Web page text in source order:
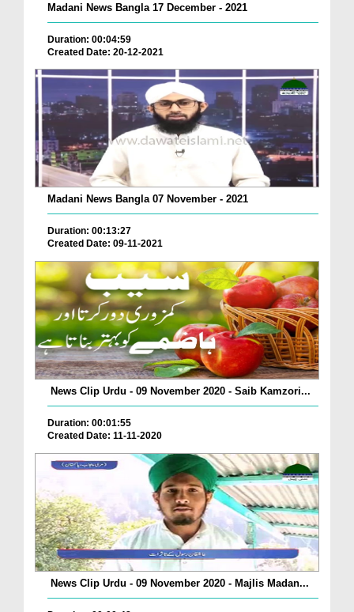
Madani News Bangla 17 December - 2021
Duration: 00:04:59
Created Date: 20-12-2021
Madani News Bangla 07 November - 2021
Duration: 00:13:27
Created Date: 09-11-2021
News Clip Urdu - 09 November 2020 - Saib Kamzori...
Duration: 00:01:55
Created Date: 11-11-2020
News Clip Urdu - 09 November 2020 - Majlis Madan...